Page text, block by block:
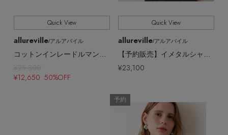
Quick View
allureville/アルアバイル
¥25,300
¥12,650 50%OFF
Quick View
allureville/アルアバイル
¥23,100
予約